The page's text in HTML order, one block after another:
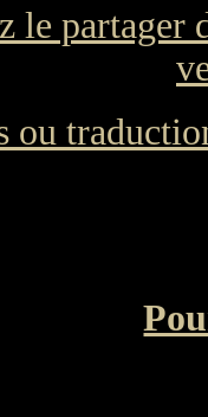
le
ou